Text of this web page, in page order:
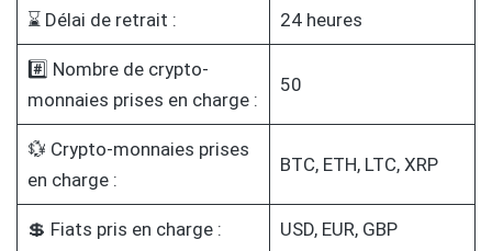
⌛ Délai de retrait : 24 heures
#️⃣ Nombre de crypto-
monnaies prises en charge :
50
💱 Crypto-monnaies prises
en charge :
BTC, ETH, LTC, XRP
💲 Fiats pris en charge : USD, EUR, GBP